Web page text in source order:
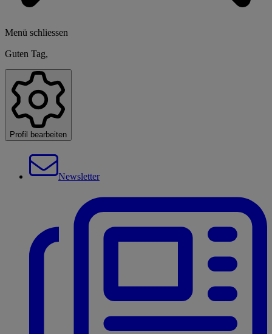
Menü schliessen
Guten Tag,
Profil bearbeiten
Newsletter